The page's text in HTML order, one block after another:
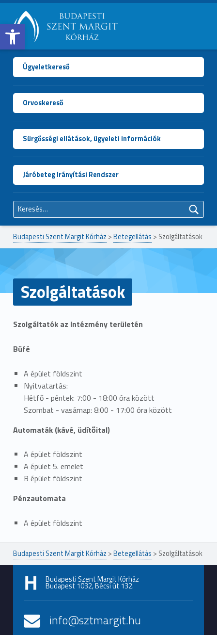
Open toolbar
BUDAPESTI
SZENT
MARGIT
KÓRHÁZ
Ügyeletkereső
Orvoskereső
Sürgősségi ellátások, ügyeleti információk
Járóbeteg Irányítási Rendszer
Keresés:
Budapesti Szent Margit Kórház >Betegellátás > Szolgáltatások
Szolgáltatások
Szolgáltatók az Intézmény területén
Büfé
A épület földszint
Nyitvatartás:
Hétfő - péntek: 7:00 - 18:00 óra között
Szombat - vasárnap: 8:00 - 17:00 óra között
Automaták (kávé, üdítőital)
A épület földszint
A épület 5. emelet
B épület földszint
Pénzautomata
A épület földszint
Ugrás a főmenühöz
Budapesti Szent Margit Kórház >Betegellátás > Szolgáltatások
Budapesti Szent Margit Kórház
Budapest 1032, Bécsi út 132.
info@sztmargit.hu